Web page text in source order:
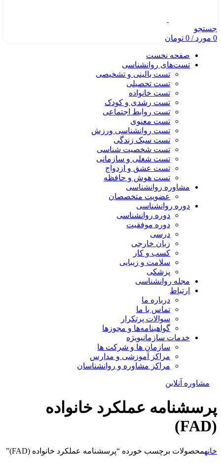
جستجو
0 مورد/
0 تومان
صفحه نخست
تست‌های روانشناسی
تست بالینی و تشخیصی
تست تحصیلی
تست خانواده
تست رشدی و کودک
تست روابط اجتماعی
تست معنوی
تست روانشناسی ورزش
تست سبک زندگی
تست شخصیت شناسی
تست شغلی و سازمانی
تست عشق و ازدواج
تست هوش و حافظه
مشاوره روانشناسی
عضویت متخصصان
دوره روانشناسی
دوره روانشناسی
دوره موفقیت
درسی
زبان خارجی
کسب و کار
سلامت و زیبایی
پزشکی
مجله روانشناسی
ارتباط
درباره ما
تماس با ما
سوالات پرتکرار
گواهینامه‌ها و مجوزها
خدمات سازمانیویژه
سازمان ها و شرکت ها
مراکز آموزشی و مدارس
مراکز مشاوره و روانشناسان
مشاوره آنلاین
پرسشنامه عملکرد خانواده
(FAD)
خانهمحصولات برچسب خورده “پرسشنامه عملکرد خانواده (FAD)”